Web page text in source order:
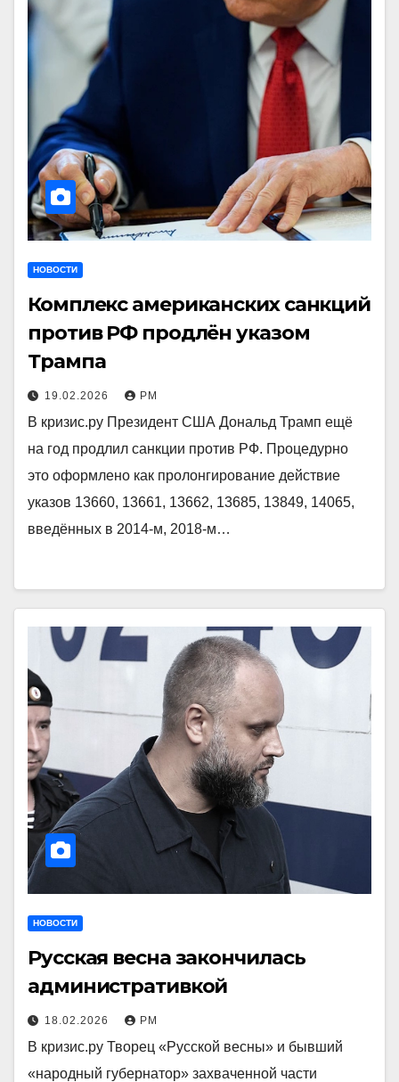
НОВОСТИ
Комплекс американских санкций
против РФ продлён указом
Трампа
19.02.2026 РМ
В кризис.ру Президент США Дональд Трамп ещё
на год продлил санкции против РФ. Процедурно
это оформлено как пролонгирование действие
указов 13660, 13661, 13662, 13685, 13849, 14065,
введённых в 2014-м, 2018-м…
НОВОСТИ
Русская весна закончилась
административкой
18.02.2026 РМ
В кризис.ру Творец «Русской весны» и бывший
«народный губернатор» захваченной части